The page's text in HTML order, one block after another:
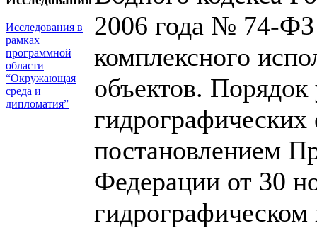
Исследования в
рамках
программной
области
“Окружающая
среда и
дипломатия”
2006 года № 74-ФЗ
комплексного
объектов. Порядок
постановлением
Федерации от 30
гидрографическом